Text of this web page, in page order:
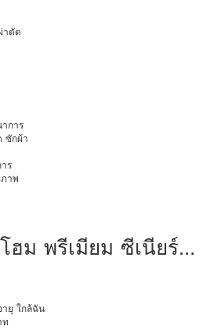
าตัด
การ
ซักผ้า
ร
าพ
ฮม พรีเมียม ซีเนียร์
ยุ ใกล้ฉัน